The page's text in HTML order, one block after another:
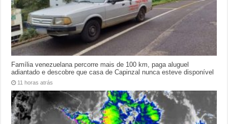
Família venezuelana percorre mais de 100 km, paga aluguel
adiantado e descobre que casa de Capinzal nunca esteve disponível
11 horas atrás